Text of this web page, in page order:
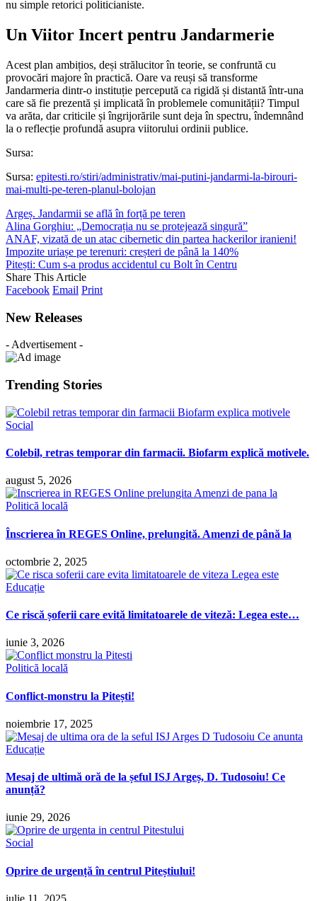
nu simple retorici politicianiste.
Un Viitor Incert pentru Jandarmerie
Acest plan ambițios, deși strălucitor în teorie, se confruntă cu
provocări majore în practică. Oare va reuși să transforme
Jandarmeria dintr-o instituție percepută ca rigidă și distantă într-una
care să fie prezentă și implicată în problemele comunității? Timpul
va arăta, dar criticile și îngrijorările sunt deja în spectru, îndemnând
la o reflecție profundă asupra viitorului ordinii publice.
Sursa:
Sursa: epitesti.ro/stiri/administrativ/mai-putini-jandarmi-la-birouri-
mai-multi-pe-teren-planul-bolojan
Argeș. Jandarmii se află în forță pe teren
Alina Gorghiu: „Democrația nu se protejează singură”
ANAF, vizată de un atac cibernetic din partea hackerilor iranieni!
Impozite uriașe pe terenuri: creșteri de până la 140%
Pitești: Cum s-a produs accidentul cu Bolt în Centru
Share This Article
Facebook Email Print
New Releases
- Advertisement -
Trending Stories
Social
Colebil, retras temporar din farmacii. Biofarm explică motivele.
august 5, 2026
Politică locală
Înscrierea în REGES Online, prelungită. Amenzi de până la
octombrie 2, 2025
Educație
Ce riscă șoferii care evită limitatoarele de viteză: Legea este…
iunie 3, 2026
Politică locală
Conflict-monstru la Pitești!
noiembrie 17, 2025
Educație
Mesaj de ultimă oră de la șeful ISJ Argeș, D. Tudosoiu! Ce
anunță?
iunie 29, 2026
Social
Oprire de urgență în centrul Piteștiului!
iulie 11, 2025